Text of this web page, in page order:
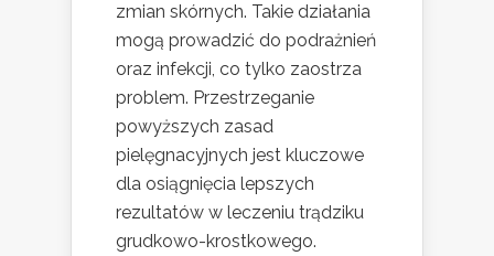
zmian skórnych. Takie działania
mogą prowadzić do podrażnień
oraz infekcji, co tylko zaostrza
problem. Przestrzeganie
powyższych zasad
pielęgnacyjnych jest kluczowe
dla osiągnięcia lepszych
rezultatów w leczeniu trądziku
grudkowo-krostkowego.